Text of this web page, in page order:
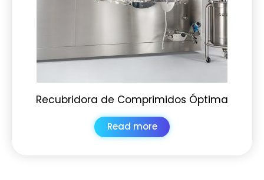
Recubridora de Comprimidos Óptima
Read more